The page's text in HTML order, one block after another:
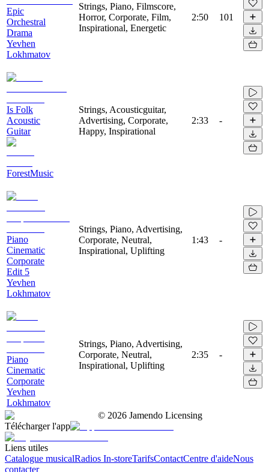
Epic
Orchestral
Drama
Yevhen
Lokhmatov
Strings, Piano, Filmscore,
Horror, Corporate, Film,
Inspirational, Energetic
2:50 101
Is Folk
Acoustic
Guitar
ForestMusic
Strings, Acousticguitar,
Advertising, Corporate,
Happy, Inspirational
2:33 -
Piano
Cinematic
Corporate
Edit 5
Yevhen
Lokhmatov
Strings, Piano, Advertising,
Corporate, Neutral,
Inspirational, Uplifting
1:43 -
Piano
Cinematic
Corporate
Yevhen
Lokhmatov
Strings, Piano, Advertising,
Corporate, Neutral,
Inspirational, Uplifting
2:35 -
© 2026 Jamendo Licensing
Télécharger l'app
Liens utiles
Catalogue musicalRadios In-storeTarifsContactCentre d'aideNous
contacter